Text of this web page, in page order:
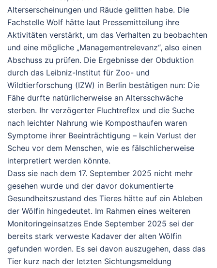
Alterserscheinungen und Räude gelitten habe. Die
Fachstelle Wolf hätte laut Pressemitteilung ihre
Aktivitäten verstärkt, um das Verhalten zu beobachten
und eine mögliche „Managementrelevanz“, also einen
Abschuss zu prüfen. Die Ergebnisse der Obduktion
durch das Leibniz-Institut für Zoo- und
Wildtierforschung (IZW) in Berlin bestätigen nun: Die
Fähe durfte natürlicherweise an Altersschwäche
sterben. Ihr verzögerter Fluchtreflex und die Suche
nach leichter Nahrung wie Komposthaufen waren
Symptome ihrer Beeinträchtigung – kein Verlust der
Scheu vor dem Menschen, wie es fälschlicherweise
interpretiert werden könnte.
Dass sie nach dem 17. September 2025 nicht mehr
gesehen wurde und der davor dokumentierte
Gesundheitszustand des Tieres hätte auf ein Ableben
der Wölfin hingedeutet. Im Rahmen eines weiteren
Monitoringeinsatzes Ende September 2025 sei der
bereits stark verweste Kadaver der alten Wölfin
gefunden worden. Es sei davon auszugehen, dass das
Tier kurz nach der letzten Sichtungsmeldung